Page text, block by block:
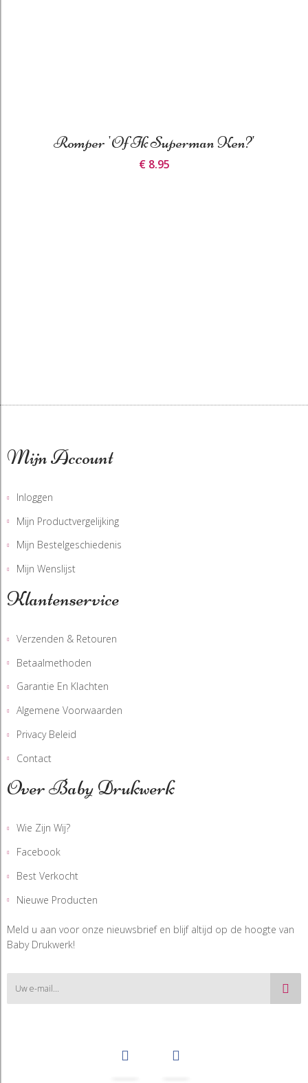
Romper 'Of Ik Superman Ken?'
€ 8.95
Mijn Account
Inloggen
Mijn Productvergelijking
Mijn Bestelgeschiedenis
Mijn Wenslijst
Klantenservice
Verzenden & Retouren
Betaalmethoden
Garantie En Klachten
Algemene Voorwaarden
Privacy Beleid
Contact
Over Baby Drukwerk
Wie Zijn Wij?
Facebook
Best Verkocht
Nieuwe Producten
Meld u aan voor onze nieuwsbrief en blijf altijd op de hoogte van
Baby Drukwerk!